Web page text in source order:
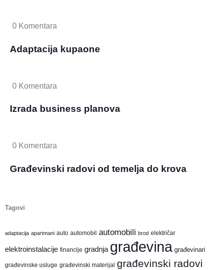
0 Komentara
Adaptacija kupaone
0 Komentara
Izrada business planova
0 Komentara
Građevinski radovi od temelja do krova
Tagovi
adaptacija apartmani auto automobil automobili brod električar
elektroinstalacije financije gradnja građevina građevinari
građevinske usluge građevinski materijal građevinski radovi